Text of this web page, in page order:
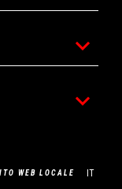
WEB LOCALE IT